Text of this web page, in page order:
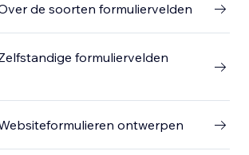
de soorten formuliervelden
formuliervelden
ontwerpen